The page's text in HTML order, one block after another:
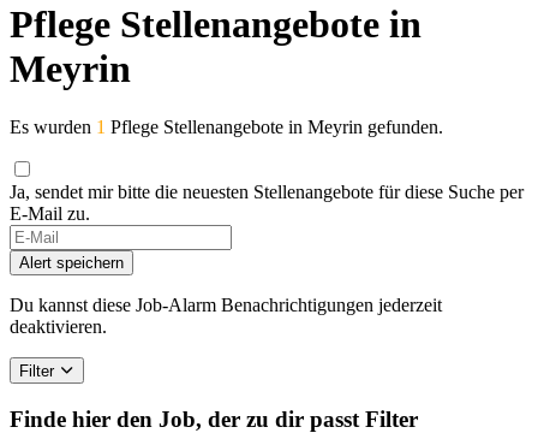
Pflege Stellenangebote in
Meyrin
Es wurden 1 Pflege Stellenangebote in Meyrin gefunden.
Ja, sendet mir bitte die neuesten Stellenangebote für diese Suche per
E-Mail zu.
Alert speichern
Du kannst diese Job-Alarm Benachrichtigungen jederzeit
deaktivieren.
Filter
Finde hier den Job, der zu dir passt Filter